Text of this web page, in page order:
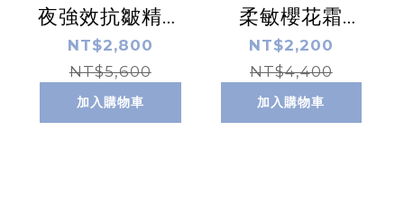
夜強效抗皺精華
乳 60ml
NT$2,800
NT$5,600
加入購物車
柔敏櫻花霜
50ml
NT$2,200
NT$4,400
加入購物車